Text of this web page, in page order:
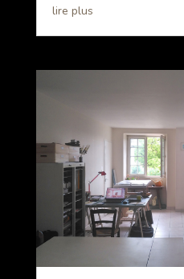
lire plus